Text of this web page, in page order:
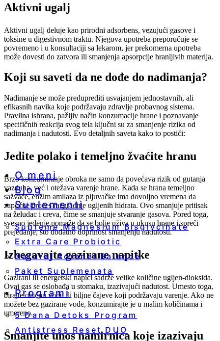
O meni
Blog
Suplementi
Supreme Magnesium Bisglycinate
Extra Care Probiotic
Natural Adrenal Balance
Paket Suplemenata
Programi
5 Dana Detoks Program
Antistress Reset DUO
Aktivni ugalj
Aktivni ugalj deluje kao prirodni adsorbens, vezujući gasove i
toksine u digestivnom traktu. Njegova upotreba preporučuje se
povremeno i u konsultaciji sa lekarom, jer prekomerna upotreba
može dovesti do zatvora ili smanjenja apsorpcije hranljivih materija.
Koji su saveti da ne dođe do nadimanja?
Nadimanje se može preduprediti usvajanjem jednostavnih, ali
efikasnih navika koje podržavaju zdravlje probavnog sistema.
Pravilna ishrana, pažljiv način konzumacije hrane i poznavanje
specifičnih reakcija svog tela ključni su za smanjenje rizika od
nadimanja i nadutosti. Evo detaljnih saveta kako to postići:
Jedite polako i temeljno žvaćite hranu
Brzo konzumiranje obroka ne samo da povećava rizik od gutanja
vazduha, već i otežava varenje hrane. Kada se hrana temeljno
sažvaće, enzim amilaza iz pljuvačke ima dovoljno vremena da
započne proces razgradnje ugljenih hidrata. Ovo smanjuje pritisak
na želudac i creva, čime se smanjuje stvaranje gasova. Pored toga,
svesno jedenje pomaže da se bolje uživa u ukusu hrane i spreči
prejedanje, što dodatno doprinosi smanjenju nadutosti.
Izbegavajte gazirane napitke
Gazirani ili energetski napici sadrže velike količine ugljen-dioksida.
Ovaj gas se oslobađa u stomaku, izazivajući nadutost. Umesto toga,
birajte običnu vodu ili biljne čajeve koji podržavaju varenje. Ako ne
možete bez gazirane vode, konzumirajte je u malim količinama i
umereno.
Smanjite unos namirnica koje izazivaju